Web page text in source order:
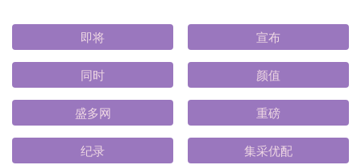
即将 宣布
同时 颜值
盛多网 重磅
纪录 集采优配